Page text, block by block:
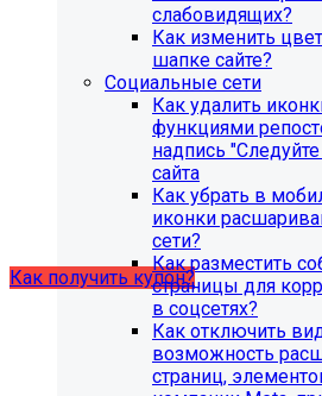
В связи с новыми требованиями
Рособнадзора нами были
поставку готовых решений для
Теперь в сборку готовых
организаций входит модуль
образовательной организации
корректной работы модуля
Как получить купон?
Что делать, если на
хватает места?
слабовидящих?
Как изменить
шапке сайте?
Социальные сети
Как удалить
функциями
надпись
сайта
Как убрать в
иконки
сети?
Как разместить
страницы для
в соцсетях?
Как отключить
возможность
страниц,